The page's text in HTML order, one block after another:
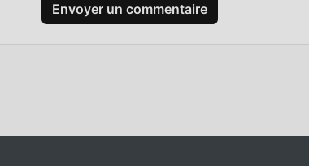
Envoyer un commentaire